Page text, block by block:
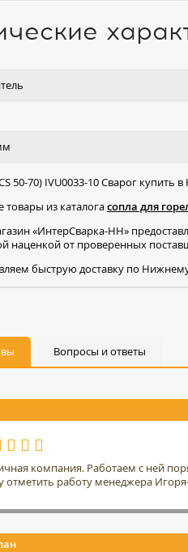
50-70) IVU0033-10 Сварог
товары из каталогасопла для
«ИнтерСварка-НН»
наценкой от проверенных
быструю доставку по
Вопросы и ответы
компания. Работаем с ней
отметить работу менеджера